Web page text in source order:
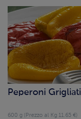
Peperoni Grigliati
600 g (Prezzo al Kg 11.65 €)